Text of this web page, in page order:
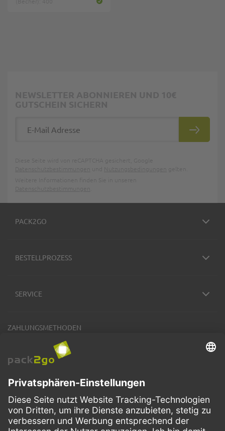
PACK2GO
BESTELLPROZESS
SERVICE
ZAHLUNGSMETHODEN
VERSANDARTEN